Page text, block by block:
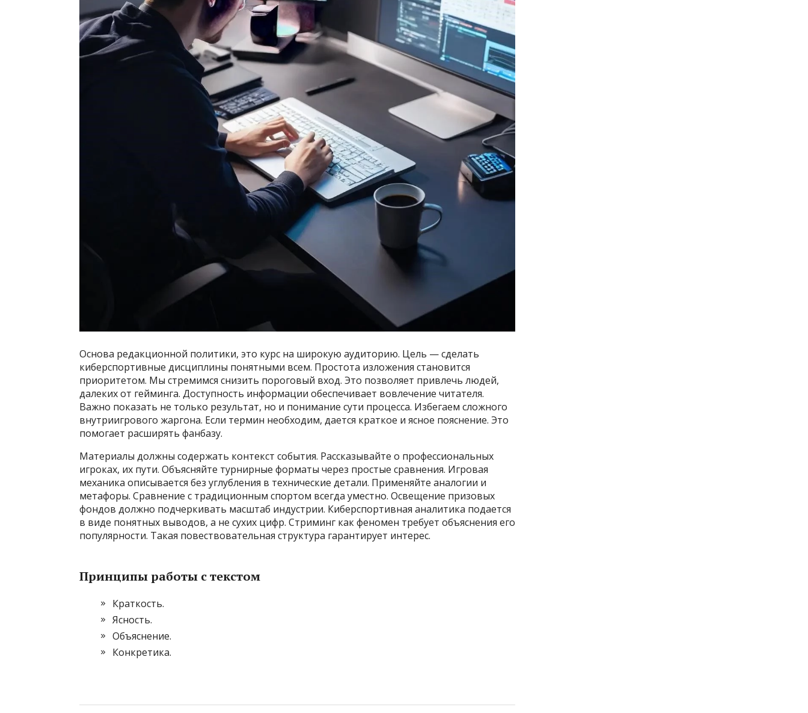
Основа редакционной политики, это курс на широкую аудиторию. Цель — сделать
киберспортивные дисциплины понятными всем. Простота изложения становится
приоритетом. Мы стремимся снизить пороговый вход. Это позволяет привлечь людей,
далеких от гейминга. Доступность информации обеспечивает вовлечение читателя.
Важно показать не только результат, но и понимание сути процесса. Избегаем сложного
внутриигрового жаргона. Если термин необходим, дается краткое и ясное пояснение. Это
помогает расширять фанбазу.
Материалы должны содержать контекст события. Рассказывайте о профессиональных
игроках, их пути. Объясняйте турнирные форматы через простые сравнения. Игровая
механика описывается без углубления в технические детали. Применяйте аналогии и
метафоры. Сравнение с традиционным спортом всегда уместно. Освещение призовых
фондов должно подчеркивать масштаб индустрии. Киберспортивная аналитика подается
в виде понятных выводов, а не сухих цифр. Стриминг как феномен требует объяснения его
популярности. Такая повествовательная структура гарантирует интерес.
Принципы работы с текстом
Краткость.
Ясность.
Объяснение.
Конкретика.